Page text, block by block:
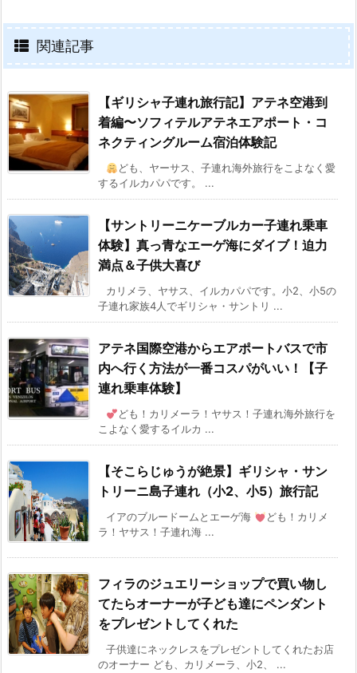
関連記事
【ギリシャ子連れ旅行記】アテネ空港到
着編〜ソフィテルアテネエアポート・コ
ネクティングルーム宿泊体験記
ども、ヤーサス、子連れ海外旅行をこよなく愛
するイルカパパです。 ...
【サントリーニケーブルカー子連れ乗車
体験】真っ青なエーゲ海にダイブ！迫力
満点＆子供大喜び
カリメラ、ヤサス、イルカパパです。小2、小5の
子連れ家族4人でギリシャ・サントリ ...
アテネ国際空港からエアポートバスで市
内へ行く方法が一番コスパがいい！【子
連れ乗車体験】
ども！カリメーラ！ヤサス！子連れ海外旅行を
こよなく愛するイルカ ...
【そこらじゅうが絶景】ギリシャ・サン
トリーニ島子連れ（小2、小5）旅行記
イアのブルードームとエーゲ海
ども！カリメ
ラ！ヤサス！子連れ海 ...
フィラのジュエリーショップで買い物し
てたらオーナーが子ども達にペンダント
をプレゼントしてくれた
子供達にネックレスをプレゼントしてくれたお店
のオーナー ども、カリメーラ、小2、 ...